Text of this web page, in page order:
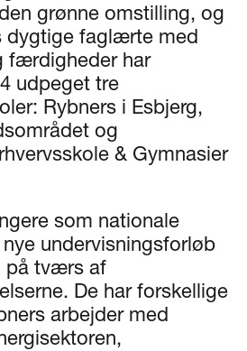
grønne omstilling, og
dygtige faglærte med
færdigheder har
udpeget tre
Rybners i Esbjerg,
og
& Gymnasier
som nationale
undervisningsforløb
på tværs af
De har forskellige
arbejder med